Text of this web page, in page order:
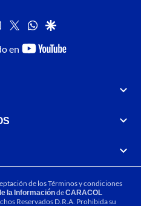
instagram
twitterwhatsapp
google
en
youtube-
de losTérminos y condiciones
la InformacióndeCARACOL
Reservados D.R.A. Prohibida su